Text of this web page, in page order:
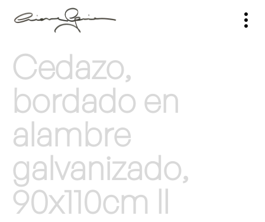
Cedazo,
bordado en
alambre
galvanizado,
90x110cm II